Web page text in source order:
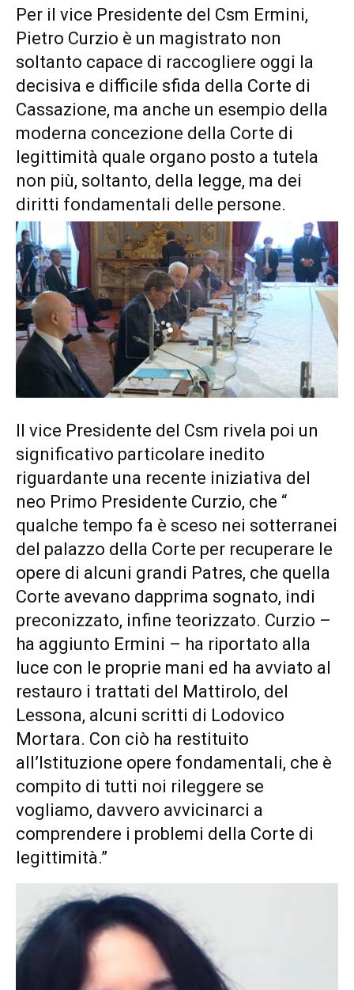
Per il vice Presidente del Csm Ermini,
Pietro Curzio è un magistrato non
soltanto capace di raccogliere oggi la
decisiva e difficile sfida della Corte di
Cassazione, ma anche un esempio della
moderna concezione della Corte di
legittimità quale organo posto a tutela
non più, soltanto, della legge, ma dei
diritti fondamentali delle persone.
Il vice Presidente del Csm rivela poi un
significativo particolare inedito
riguardante una recente iniziativa del
neo Primo Presidente Curzio, che “
qualche tempo fa è sceso nei sotterranei
del palazzo della Corte per recuperare le
opere di alcuni grandi Patres, che quella
Corte avevano dapprima sognato, indi
preconizzato, infine teorizzato. Curzio –
ha aggiunto Ermini – ha riportato alla
luce con le proprie mani ed ha avviato al
restauro i trattati del Mattirolo, del
Lessona, alcuni scritti di Lodovico
Mortara. Con ciò ha restituito
all’Istituzione opere fondamentali, che è
compito di tutti noi rileggere se
vogliamo, davvero avvicinarci a
comprendere i problemi della Corte di
legittimità.”